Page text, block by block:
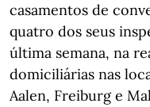
casamentos de
quatro dos seus
última semana, na
domiciliárias nas
Aalen, Freiburg e